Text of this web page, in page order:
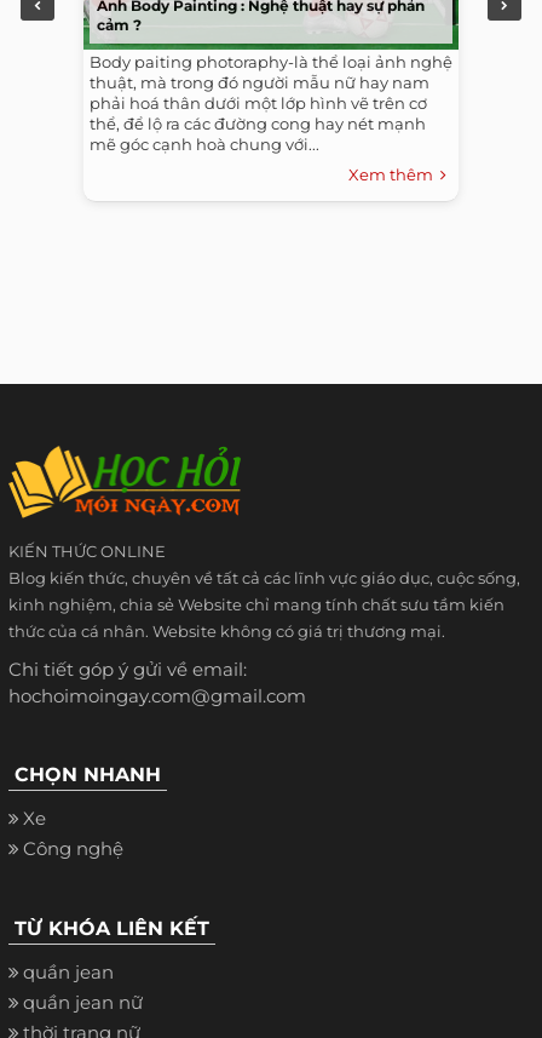
Ảnh Body Painting : Nghệ thuật hay sự phản
cảm ?
Body paiting photoraphy-là thể loại ảnh nghệ
thuật, mà trong đó người mẫu nữ hay nam
phải hoá thân dưới một lớp hình vẽ trên cơ
thể, để lộ ra các đường cong hay nét mạnh
mẽ góc cạnh hoà chung với...
Xem thêm
KIẾN THỨC ONLINE
Blog kiến thức, chuyên về tất cả các lĩnh vực giáo dục, cuộc sống,
kinh nghiệm, chia sẻ Website chỉ mang tính chất sưu tầm kiến
thức của cá nhân. Website không có giá trị thương mại.
Chi tiết góp ý gửi về email:
hochoimoingay.com@gmail.com
CHỌN NHANH
Xe
Công nghệ
TỪ KHÓA LIÊN KẾT
quần jean
quần jean nữ
thời trang nữ